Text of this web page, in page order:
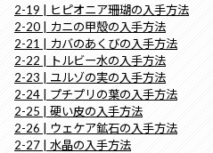
2-19 | ヒピオニア珊瑚の入手方法
2-20 | カニの甲殻の入手方法
2-21 | カバのあくびの入手方法
2-22 | トルビー水の入手方法
2-23 | ユルゾの実の入手方法
2-24 | プチプリの葉の入手方法
2-25 | 硬い皮の入手方法
2-26 | ウェケア鉱石の入手方法
2-27 | 水晶の入手方法